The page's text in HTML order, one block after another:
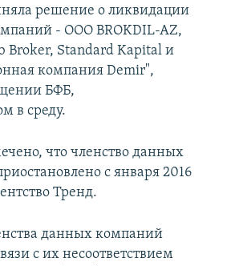
решение о ликвидации
- ООО BROKDIL-AZ,
Broker, Standard Kapital и
компания Demir",
БФБ,
в среду.
что членство данных
с января 2016
Тренд.
данных компаний
с их несоответствием